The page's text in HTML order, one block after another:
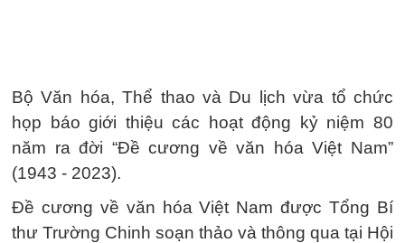
Bộ Văn hóa, Thể thao và Du lịch vừa tổ chức
họp báo giới thiệu các hoạt động kỷ niệm 80
năm ra đời “Đề cương về văn hóa Việt Nam”
(1943 - 2023).
Đề cương về văn hóa Việt Nam được Tổng Bí
thư Trường Chinh soạn thảo và thông qua tại Hội